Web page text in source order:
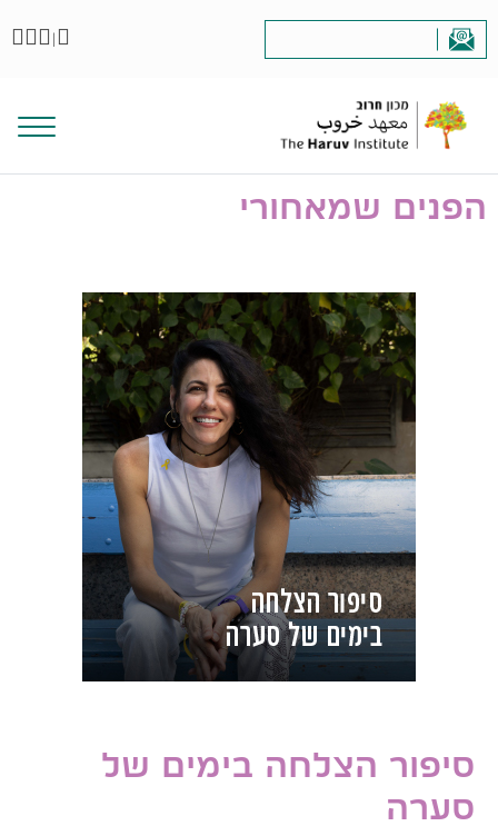
|
הפנים שמאחורי
סיפור הצלחה בימים של
סערה